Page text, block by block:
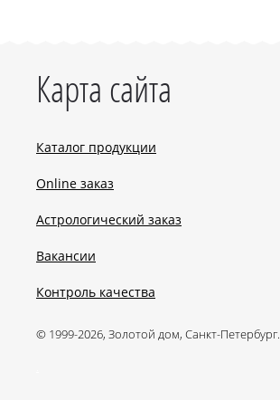
Карта сайта
Каталог продукции
Online заказ
Астрологический заказ
Вакансии
Контроль качества
© 1999-2026, Золотой дом, Санкт-Петербург.